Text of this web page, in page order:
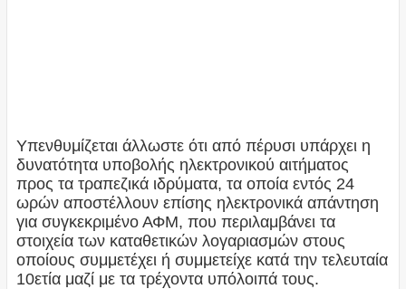
Υπενθυμίζεται άλλωστε ότι από πέρυσι υπάρχει η
δυνατότητα υποβολής ηλεκτρονικού αιτήματος
προς τα τραπεζικά ιδρύματα, τα οποία εντός 24
ωρών αποστέλλουν επίσης ηλεκτρονικά απάντηση
για συγκεκριμένο ΑΦΜ, που περιλαμβάνει τα
στοιχεία των καταθετικών λογαριασμών στους
οποίους συμμετέχει ή συμμετείχε κατά την τελευταία
10ετία μαζί με τα τρέχοντα υπόλοιπά τους.